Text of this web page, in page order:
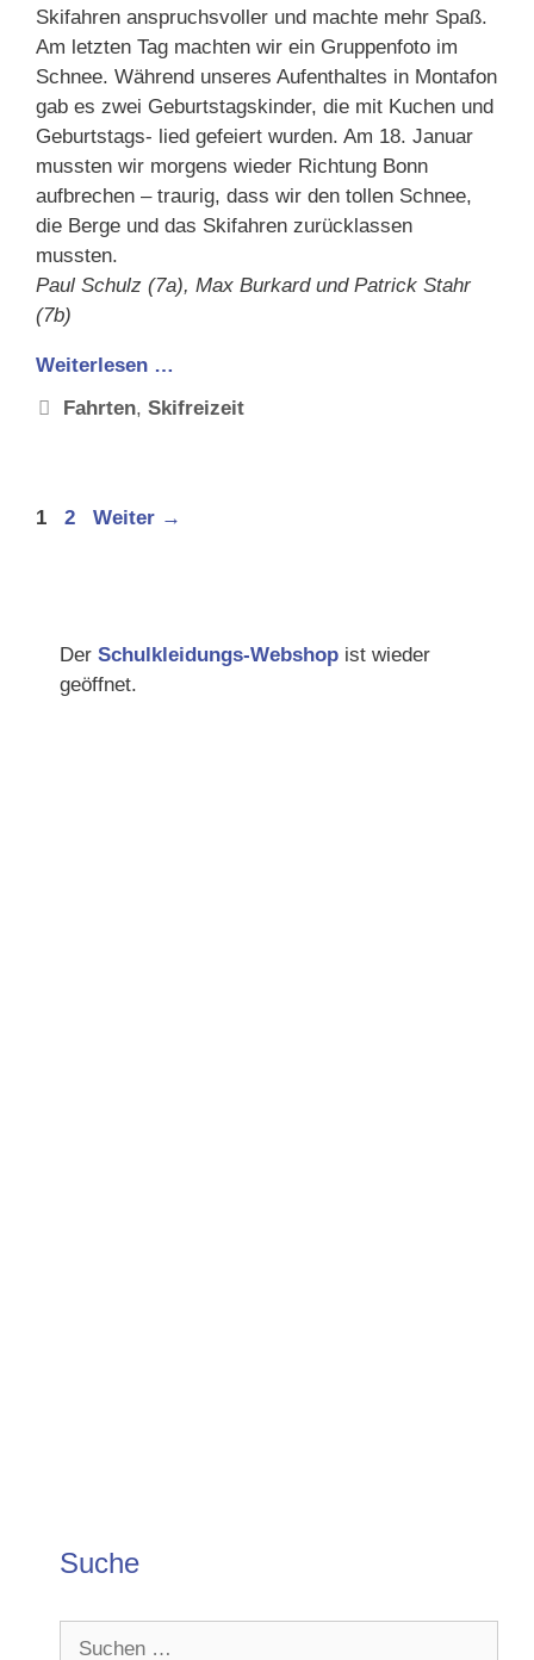
Skifahren anspruchsvoller und machte mehr Spaß.
Am letzten Tag machten wir ein Gruppenfoto im
Schnee. Während unseres Aufenthaltes in Montafon
gab es zwei Geburtstagskinder, die mit Kuchen und
Geburtstags- lied gefeiert wurden. Am 18. Januar
mussten wir morgens wieder Richtung Bonn
aufbrechen – traurig, dass wir den tollen Schnee,
die Berge und das Skifahren zurücklassen
mussten.
Paul Schulz (7a), Max Burkard und Patrick Stahr
(7b)
Weiterlesen …
Schlagwörter
Fahrten,Skifreizeit
Seite
1 Seite
2 Weiter →
Der Schulkleidungs-Webshop ist wieder
geöffnet.
Suche